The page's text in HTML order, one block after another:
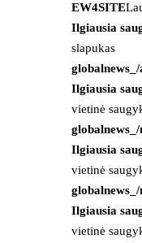
EW4SITE
Ilgiausia
slapukas
Ilgiausia
vietinė
Ilgiausia
vietinė
Ilgiausia
vietinė